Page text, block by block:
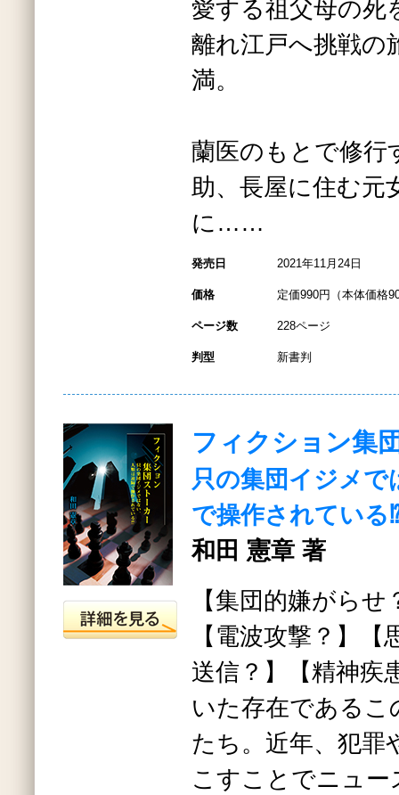
愛する祖父母の死
離れ江戸へ挑戦の
満。
蘭医のもとで修行
助、長屋に住む元
に……
発売日 2021年11月24日
価格 定価990円（本体価格
ページ数 228ページ
判型 新書判
フィクション集
只の集団イジメで
で操作されている
和田 憲章 著
【集団的嫌がら
【電波攻撃？】
送信？】【精神疾
いた存在であるこ
たち。近年、犯罪
こすことでニュ